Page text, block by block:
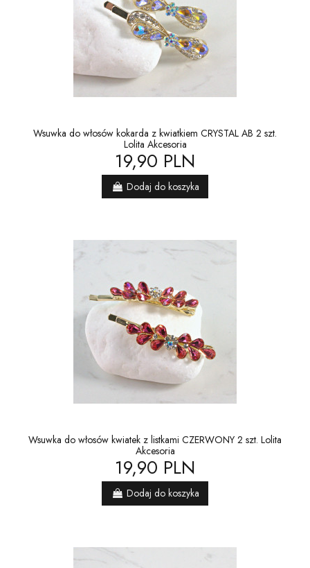
Wsuwka do włosów kokarda z kwiatkiem CRYSTAL AB 2 szt.
Lolita Akcesoria
19,90 PLN
Dodaj do koszyka
Wsuwka do włosów kwiatek z listkami CZERWONY 2 szt. Lolita
Akcesoria
19,90 PLN
Dodaj do koszyka